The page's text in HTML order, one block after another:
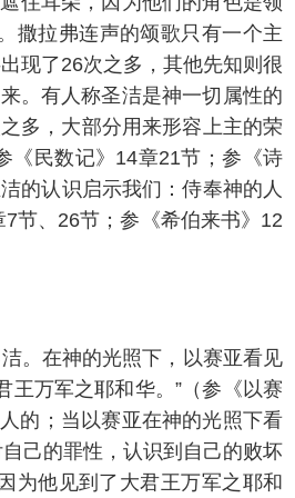
撒拉弗连声的颂歌只有一个主
现了26次之多，其他先知则很
。有人称圣洁是神一切属性的
多，大部分用来形容上主的荣
《民数记》14章21节；参《诗
的认识启示我们：侍奉神的人
节、26节；参《希伯来书》12
。在神的光照下，以赛亚看见
万军之耶和华。”（参《以赛
的；当以赛亚在神的光照下看
己的罪性，认识到自己的败坏
为他见到了大君王万军之耶和